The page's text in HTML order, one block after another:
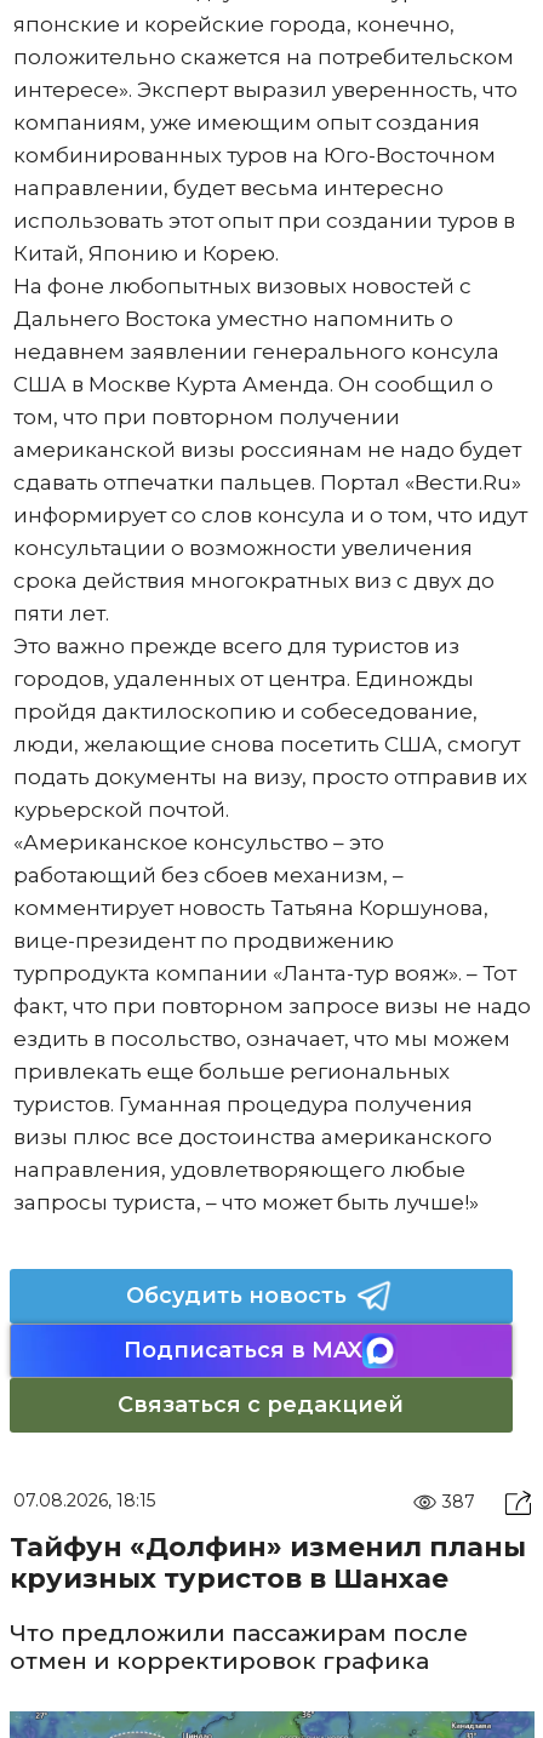
японские и корейские города, конечно,
положительно скажется на потребительском
интересе». Эксперт выразил уверенность, что
компаниям, уже имеющим опыт создания
комбинированных туров на Юго-Восточном
направлении, будет весьма интересно
использовать этот опыт при создании туров в
Китай, Японию и Корею.
На фоне любопытных визовых новостей с
Дальнего Востока уместно напомнить о
недавнем заявлении генерального консула
США в Москве Курта Аменда. Он сообщил о
том, что при повторном получении
американской визы россиянам не надо будет
сдавать отпечатки пальцев. Портал «Вести.Ru»
информирует со слов консула и о том, что идут
консультации о возможности увеличения
срока действия многократных виз с двух до
пяти лет.
Это важно прежде всего для туристов из
городов, удаленных от центра. Единожды
пройдя дактилоскопию и собеседование,
люди, желающие снова посетить США, смогут
подать документы на визу, просто отправив их
курьерской почтой.
«Американское консульство – это
работающий без сбоев механизм, –
комментирует новость Татьяна Коршунова,
вице-президент по продвижению
турпродукта компании «Ланта-тур вояж». – Тот
факт, что при повторном запросе визы не надо
ездить в посольство, означает, что мы можем
привлекать еще больше региональных
туристов. Гуманная процедура получения
визы плюс все достоинства американского
направления, удовлетворяющего любые
запросы туриста, – что может быть лучше!»
Обсудить новость
Подписаться в MAX
Связаться с редакцией
07.08.2026, 18:15 387
Тайфун «Долфин» изменил планы
круизных туристов в Шанхае
Что предложили пассажирам после
отмен и корректировок графика